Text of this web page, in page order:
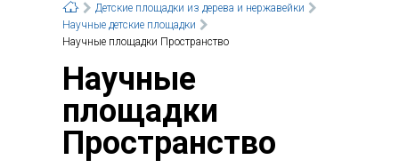
Детские площадки из дерева и нержавейки
Научные детские площадки
Научные площадки Пространство
Научные
площадки
Пространство